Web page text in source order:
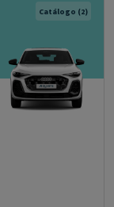
Catálogo (2)